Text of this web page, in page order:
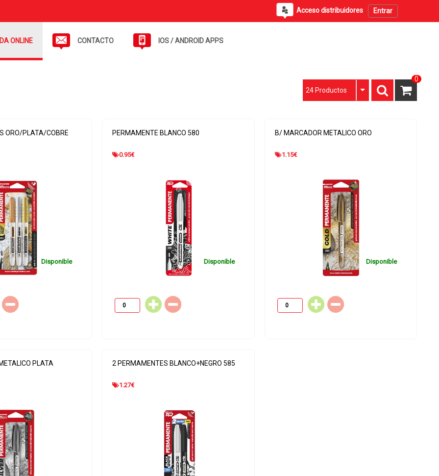
Acceso distribuidores Entrar
ONLINE CONTACTO IOS / ANDROID APPS
0
24 Productos
ORO/PLATA/COBRE
Disponible
PERMAMENTE BLANCO 580
0.95€
Disponible
B/ MARCADOR METALICO ORO
1.15€
Disponible
PLATA 2 PERMAMENTES BLANCO+NEGRO 585
1.27€